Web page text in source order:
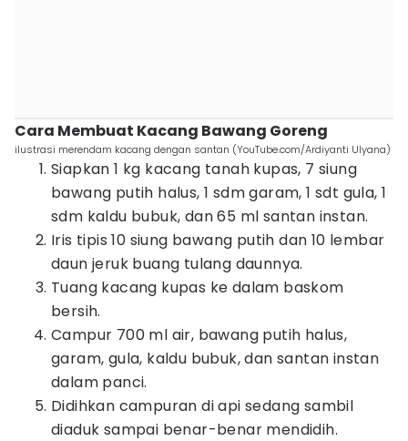
Cara Membuat Kacang Bawang Goreng
ilustrasi merendam kacang dengan santan (YouTube.com/Ardiyanti Ulyana)
Siapkan 1 kg kacang tanah kupas, 7 siung
bawang putih halus, 1 sdm garam, 1 sdt gula, 1
sdm kaldu bubuk, dan 65 ml santan instan.
Iris tipis 10 siung bawang putih dan 10 lembar
daun jeruk buang tulang daunnya.
Tuang kacang kupas ke dalam baskom
bersih.
Campur 700 ml air, bawang putih halus,
garam, gula, kaldu bubuk, dan santan instan
dalam panci.
Didihkan campuran di api sedang sambil
diaduk sampai benar-benar mendidih.